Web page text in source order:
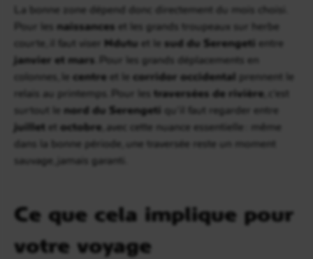
La bonne zone dépend donc directement du mois choisi.
Pour les naissances et les grands troupeaux sur herbe
courte, il faut viser Ndutu et le sud du Serengeti entre
janvier et mars . Pour les grands déplacements en
colonnes, le centre et le corridor occidental prennent le
relais au printemps. Pour les traversées de rivière , c’est
surtout le nord du Serengeti qu’il faut regarder entre
juillet et octobre , avec cette nuance essentielle : même
dans la bonne période, une traversée reste un moment
sauvage, jamais garanti.
Ce que cela implique pour
votre voyage